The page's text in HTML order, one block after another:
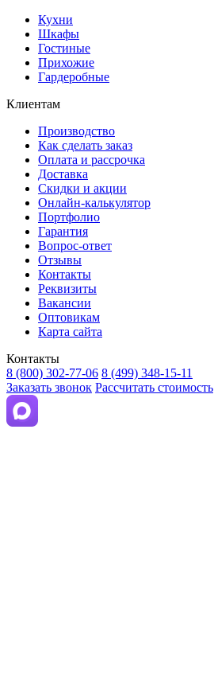
Кухни
Шкафы
Гостиные
Прихожие
Гардеробные
Клиентам
Производство
Как сделать заказ
Оплата и рассрочка
Доставка
Скидки и акции
Онлайн-калькулятор
Портфолио
Гарантия
Вопрос-ответ
Отзывы
Контакты
Реквизиты
Вакансии
Оптовикам
Карта сайта
Контакты
8 (800) 302-77-06 8 (499) 348-15-11
Заказать звонок Рассчитать стоимость